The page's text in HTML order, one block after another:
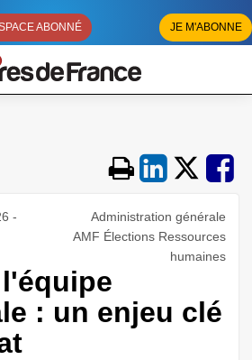
ABONNÉ JE M'ABONNE
-
Administration générale
AMF Élections Ressources
humaines
: un enjeu clé